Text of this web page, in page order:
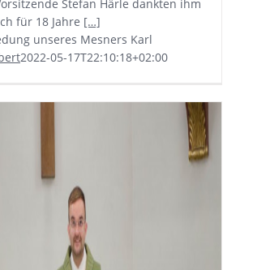
Stefan Härle dankten ihm
für 18 Jahre […]
unseres Mesners Karl
2022-05-17T22:10:18+02:00